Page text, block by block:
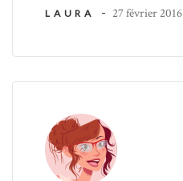
LAURA - 27 février 2016